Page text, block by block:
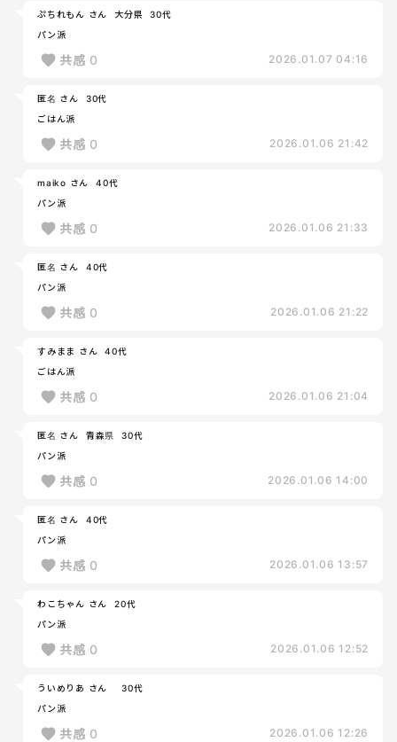
ぷちれもん さん 大分県
30代
パン派
共感 0 2026.01.07 04:16
匿名 さん
30代
ごはん派
共感 0 2026.01.06 21:42
maiko さん
40代
パン派
共感 0 2026.01.06 21:33
匿名 さん
40代
パン派
共感 0 2026.01.06 21:22
すみまま さん
40代
ごはん派
共感 0 2026.01.06 21:04
匿名 さん 青森県
30代
パン派
共感 0 2026.01.06 14:00
匿名 さん
40代
パン派
共感 0 2026.01.06 13:57
わこちゃん さん
20代
パン派
共感 0 2026.01.06 12:52
ういめりあ さん
30代
パン派
共感 0 2026.01.06 12:26